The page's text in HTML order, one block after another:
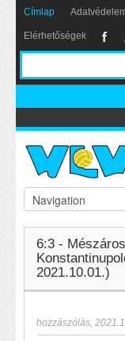
Címlap
Elérhetőségek
6:3 -
2021.10.01.)
hozzászólás,